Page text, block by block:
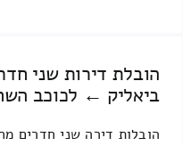
הובלת דירות שני
ביאליק ← לכוכב
הובלות דירה שני חדרים